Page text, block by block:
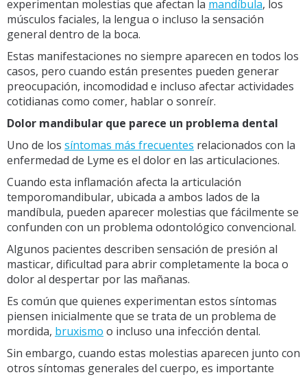
experimentan molestias que afectan la mandíbula, los
músculos faciales, la lengua o incluso la sensación
general dentro de la boca.
Estas manifestaciones no siempre aparecen en todos los
casos, pero cuando están presentes pueden generar
preocupación, incomodidad e incluso afectar actividades
cotidianas como comer, hablar o sonreír.
Dolor mandibular que parece un problema dental
Uno de los síntomas más frecuentes relacionados con la
enfermedad de Lyme es el dolor en las articulaciones.
Cuando esta inflamación afecta la articulación
temporomandibular, ubicada a ambos lados de la
mandíbula, pueden aparecer molestias que fácilmente se
confunden con un problema odontológico convencional.
Algunos pacientes describen sensación de presión al
masticar, dificultad para abrir completamente la boca o
dolor al despertar por las mañanas.
Es común que quienes experimentan estos síntomas
piensen inicialmente que se trata de un problema de
mordida, bruxismo o incluso una infección dental.
Sin embargo, cuando estas molestias aparecen junto con
otros síntomas generales del cuerpo, es importante